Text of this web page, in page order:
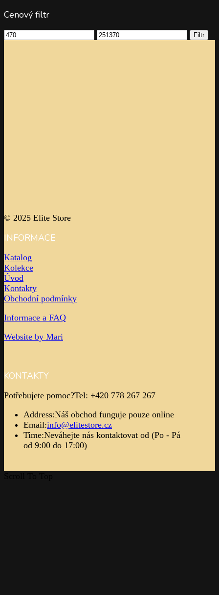
Cenový filtr
Minimální
Maximální
Filtr
© 2025 Elite Store
INFORMACE
Katalog
Kolekce
Úvod
Kontakty
Obchodní podmínky
Informace a FAQ
Website by Mari
KONTAKTY
Potřebujete pomoc?Tel: +420 778 267 267
Address:Náš obchod funguje pouze online
Email:info@elitestore.cz
Time:Neváhejte nás kontaktovat od (Po - Pá
od 9:00 do 17:00)